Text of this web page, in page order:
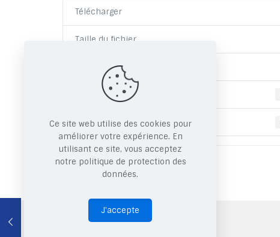
Télécharger
Taille du fichier
Nombre de fichiers
Date de création
Dernière mise à jour
Share
Copyright © 2026 CRRAE.
Ce site web utilise des cookies pour
améliorer votre expérience. En
utilisant ce site, vous acceptez
notre politique de protection des
données.
J'accepte